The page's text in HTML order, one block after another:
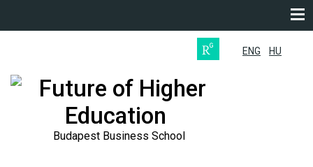
ENG HU
Future of Higher
Education
Budapest Business School